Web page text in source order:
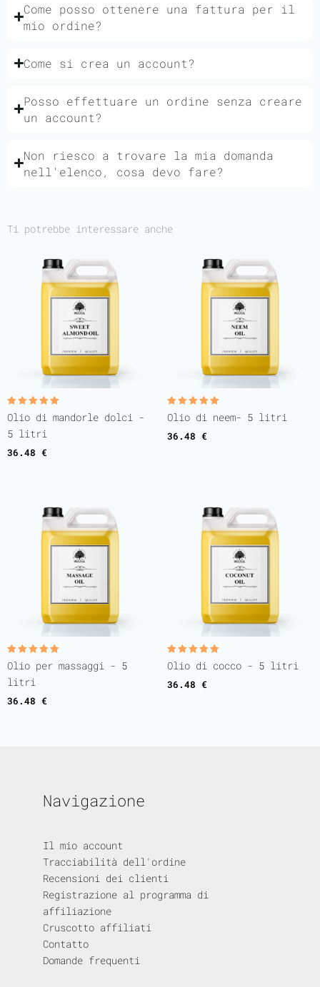
Come posso ottenere una fattura per il
mio ordine?
Come si crea un account?
Posso effettuare un ordine senza creare
un account?
Non riesco a trovare la mia domanda
nell'elenco, cosa devo fare?
Ti potrebbe interessare anche
Valutato
5.00
su 5
Olio di mandorle dolci -
5 litri
36.48 €
Valutato
5.00
Olio di neem- 5 litri
36.48 €
Valutato
5.00
su 5
Olio per massaggi - 5
litri
36.48 €
Valutato
5.00
Olio di cocco - 5 litri
36.48 €
Navigazione
Il mio account
Tracciabilità dell'ordine
Recensioni dei clienti
Registrazione al programma di
affiliazione
Cruscotto affiliati
Contatto
Domande frequenti